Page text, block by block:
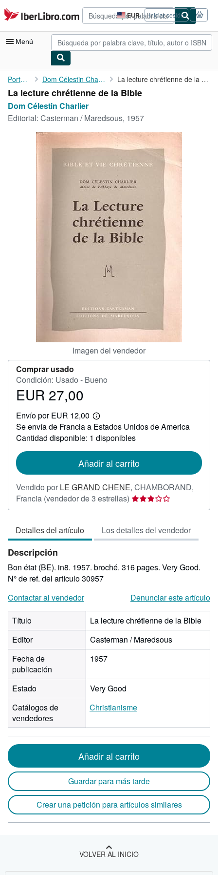
Pasar al contenido principal
IberLibro.com EUR
Preferencias
de
compra
del
Iniciar sesión
Menú
Mi cuenta
Consultar mis pedidos
Libros antiguos
Arte y coleccionismo
CERRAR
Portada Dom Célestin Charlier La lecture chrétienne de la Bible
La lecture chrétienne de la Bible
Dom Célestin Charlier
Editorial: Casterman / Maredsous, 1957
Imagen del vendedor
Comprar usado
Condición: Usado - Bueno
Precio
27,00
EUR 27,00
Envío por EUR 12,00
Más
información
sobre
las
envío
Se envía de Francia a Estados Unidos de America
Cantidad disponible: 1 disponibles
Añadir al carrito
Vendido por LE GRAND CHENE, CHAMBORAND,
Francia (vendedor de 3 estrellas) Calificación
del
3
de
estrellas
Detalles del artículo Los detalles del vendedor
Descripción
Bon état (BE). in8. 1957. broché. 316 pages. Very Good.
N° de ref. del artículo 30957
Contactar al vendedor
Denunciar este artículo
Título
La lecture chrétienne de la Bible
Editor
Casterman / Maredsous
Fecha de
publicación
1957
Estado
Very Good
Catálogos de
vendedores
Christianisme
Añadir al carrito
Guardar para más tarde
Crear una petición para artículos similares
VOLVER AL INICIO